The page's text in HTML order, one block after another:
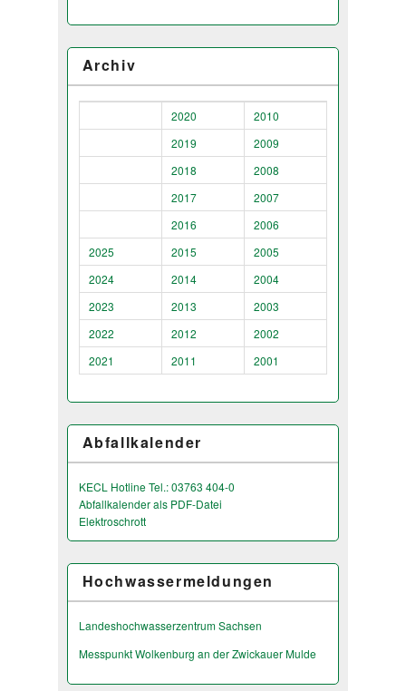
Archiv
2020
2010
2019
2009
2018
2008
2017
2007
2016
2006
2025
2015
2005
2024
2014
2004
2023
2013
2003
2022
2012
2002
2021
2011 2001
Abfallkalender
KECL Hotline Tel.: 03763 404-0
Abfallkalender als PDF-Datei
Elektroschrott
Hochwassermeldungen
Landeshochwas­serzentrum Sachsen
Messpunkt Wolkenburg an der Zwickauer Mulde